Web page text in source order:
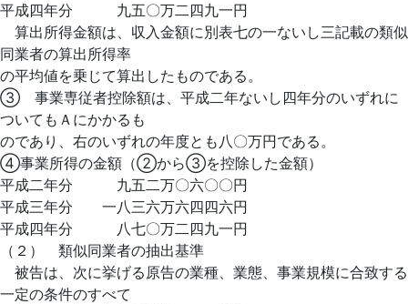
平成四年分 九五〇万二四九一円
算出所得金額は、収入金額に別表七の一ないし三記載の類似
同業者の算出所得率
の平均値を乗じて算出したものである。
③ 事業専従者控除額は、平成二年ないし四年分のいずれに
ついてもＡにかかるも
のであり、右のいずれの年度とも八〇万円である。
④事業所得の金額（②から③を控除した金額）
平成二年分 九五二万〇六〇〇円
平成三年分 一八三六万六四四六円
平成四年分 八七〇万二四九一円
（２） 類似同業者の抽出基準
被告は、次に挙げる原告の業種、業態、事業規模に合致する
一定の条件のすべて